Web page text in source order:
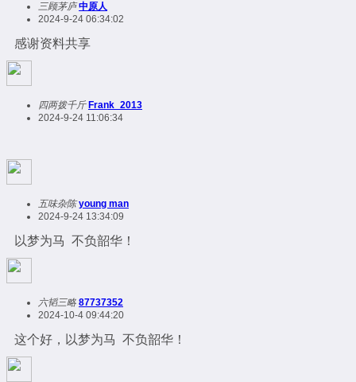
三顾茅庐 中原人
2024-9-24 06:34:02
感谢资料共享
四两拨千斤 Frank_2013
2024-9-24 11:06:34
五味杂陈 young man
2024-9-24 13:34:09
以梦为马 不负韶华！
六韬三略 87737352
2024-10-4 09:44:20
这个好，以梦为马 不负韶华！